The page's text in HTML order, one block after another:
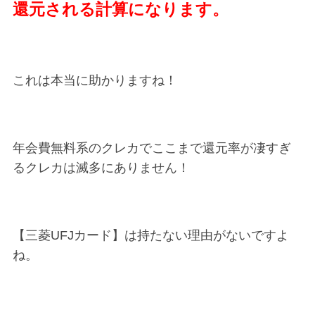
還元される計算になります。
これは本当に助かりますね！
年会費無料系のクレカでここまで還元率が凄すぎ
るクレカは滅多にありません！
【三菱UFJカード】は持たない理由がないですよ
ね。